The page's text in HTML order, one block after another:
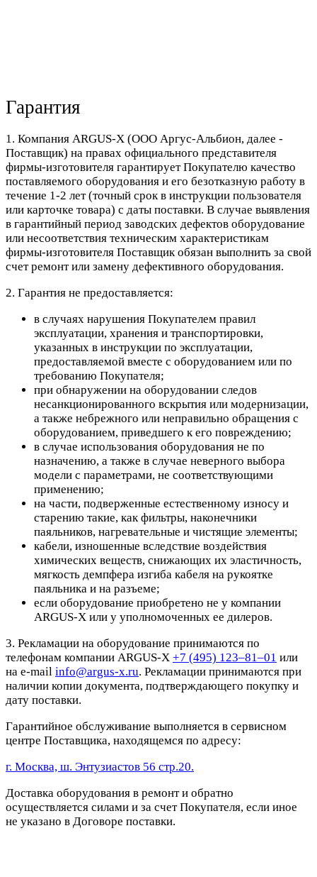
Гарантия
1. Компания ARGUS-X (ООО Аргус-Альбион, далее -
Поставщик) на правах официального представителя
фирмы-изготовителя гарантирует Покупателю качество
поставляемого оборудования и его безотказную работу в
течение 1-2 лет (точный срок в инструкции пользователя
или карточке товара) с даты поставки. В случае выявления
в гарантийный период заводских дефектов оборудование
или несоответствия техническим характеристикам
фирмы-изготовителя Поставщик обязан выполнить за свой
счет ремонт или замену дефективного оборудования.
2. Гарантия не предоставляется:
в случаях нарушения Покупателем правил
эксплуатации, хранения и транспортировки,
указанных в инструкции по эксплуатации,
предоставляемой вместе с оборудованием или по
требованию Покупателя;
при обнаружении на оборудовании следов
несанкционированного вскрытия или модернизации,
а также небрежного или неправильно обращения с
оборудованием, приведшего к его повреждению;
в случае использования оборудования не по
назначению, а также в случае неверного выбора
модели с параметрами, не соответствующими
применению;
на части, подверженные естественному износу и
старению такие, как фильтры, наконечники
паяльников, нагревательные и чистящие элементы;
кабели, изношенные вследствие воздействия
химических веществ, снижающих их эластичность,
мягкость демпфера изгиба кабеля на рукоятке
паяльника и на разъеме;
если оборудование приобретено не у компании
ARGUS-X или у уполномоченных ее дилеров.
3. Рекламации на оборудование принимаются по
телефонам компании ARGUS-X +7 (495) 123–81–01 или
на e-mail info@argus-x.ru. Рекламации принимаются при
наличии копии документа, подтверждающего покупку и
дату поставки.
Гарантийное обслуживание выполняется в сервисном
центре Поставщика, находящемся по адресу:
г. Москва, ш. Энтузиастов 56 стр.20.
Доставка оборудования в ремонт и обратно
осуществляется силами и за счет Покупателя, если иное
не указано в Договоре поставки.